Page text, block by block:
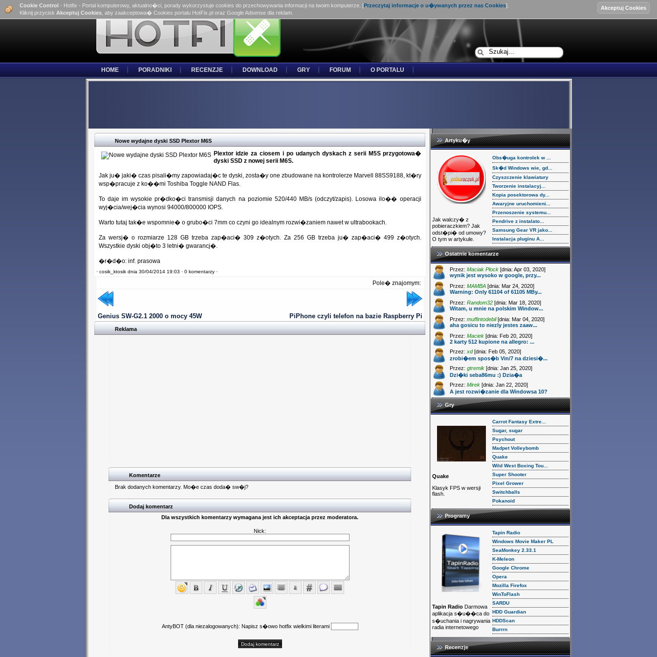
Cookie Control - Hotfix - Portal komputerowy, aktualno�ci, porady wykorzystuje cookies do przechowywania informacji na twoim komputerze. [Przeczytaj informacje o u�ywanych przez nas Cookies].
Kliknij przycisk Akceptuj Cookies , aby zaakceptowa� Cookies portalu HotFix.pl oraz Google Adsense dla reklam.
HOME PORADNIKI RECENZJE DOWNLOAD GRY FORUM O PORTALU
Nowe wydajne dyski SSD Plextor M6S
Plextor idzie za ciosem i po udanych dyskach z serii M5S przygotowa�
dyski SSD z nowej serii M6S.
Jak ju� jaki� czas pisali�my zapowiadaj�c te dyski, zosta�y one zbudowane na kontrolerze Marvell 88SS9188, kt�ry
wsp�pracuje z ko��mi Toshiba Toggle NAND Flas.
To daje im wysokie pr�dko�ci transmisji danych na poziomie 520/440 MB/s (odczyt/zapis). Losowa ilo�� operacji
wyj�cia/wej�cia wynosi 94000/800000 IOPS.
Warto tutaj tak�e wspomnie� o grubo�ci 7mm co czyni go idealnym rozwi�zaniem nawet w ultrabookach.
Za wersj� o rozmiarze 128 GB trzeba zap�aci� 309 z�otych. Za 256 GB trzeba ju� zap�aci� 499 z�otych.
Wszystkie dyski obj�to 3 letni� gwarancj�.
�r�d�o: inf. prasowa
·cosik_ktosik dnia 30/04/2014 19:03 · 0 komentarzy ·
Pole� znajomym:
Genius SW-G2.1 2000 o mocy 45W PiPhone czyli telefon na bazie Raspberry Pi
Reklama
Komentarze
Brak dodanych komentarzy. Mo�e czas doda� sw�j?
Dodaj komentarz
Dla wszystkich komentarzy wymagana jest ich akceptacja przez moderatora.
Nick:
AntyBOT (dla niezalogowanych): Napisz s�owo hotfix wielkimi literami
Artyku�y
Jak walczy� z
pobieraczkiem? Jak
odst�pi� od umowy?
O tym w artykule.
Obs�uga kontrolek w ...
Sk�d Windows wie, gd...
Czyszczenie klawiatury
Tworzenie instalacyj...
Kopia posektorowa dy...
Awaryjne uruchomieni...
Przenoszenie systemu...
Pendrive z instalato...
Samsung Gear VR jako...
Instalacja pluginu A...
Ostatnie komentarze
Przez: Maciak Plock [dnia: Apr 03, 2020]
wynik jest wysoko w google, przy...
Przez: MAMBA [dnia: Mar 24, 2020]
Warning: Only 61104 of 61105 MBy...
Przez: Random32 [dnia: Mar 18, 2020]
Witam, u mnie na polskim Window...
Przez: muffintodebil[dnia: Mar 04, 2020]
aha gosicu to niezly jestes zaaw...
Przez: Maciek [dnia: Feb 20, 2020]
2 karty 512 kupione na allegro: ...
Przez: xd[dnia: Feb 05, 2020]
zrobi�em spos�b Vin/7 na dziesi�...
Przez: gtremik [dnia: Jan 25, 2020]
Dzi�ki seba86mu :) Dzia�a
Przez: Mirek [dnia: Jan 22, 2020]
A jest rozwi�zanie dla Windowsa 10?
Gry
Quake
Klasyk FPS w wersji
flash.
Carrot Fantasy Extre...
Sugar, sugar
Psychout
Madpet Volleybomb
Quake
Wild West Boxing Tou...
Super Shooter
Pixel Grower
Switchballs
Pokanoid
Programy
Tapin Radio Darmowa
aplikacja s�u��ca do
s�uchania i nagrywania
radia internetowego
Tapin Radio
Windows Movie Maker PL
SeaMonkey 2.33.1
K-Meleon
Google Chrome
Opera
Mozilla Firefox
WinToFlash
SARDU
HDD Guardian
HDDScan
Burrrn
Recenzje